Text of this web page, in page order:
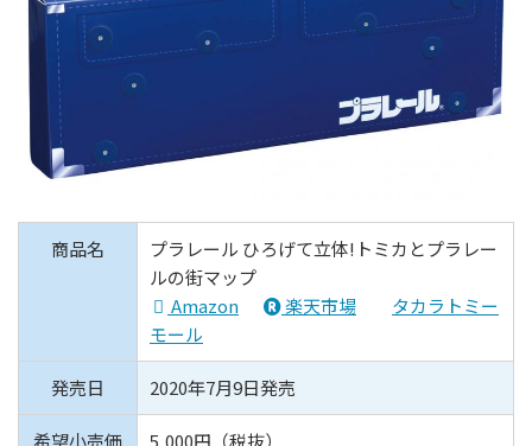
商品名
プラレール ひろげて立体!トミカとプラレー
ルの街マップ
Amazon
楽天市場
タカラトミー
モール
発売日 2020年7月9日発売
希望小売価 5,000円（税抜）